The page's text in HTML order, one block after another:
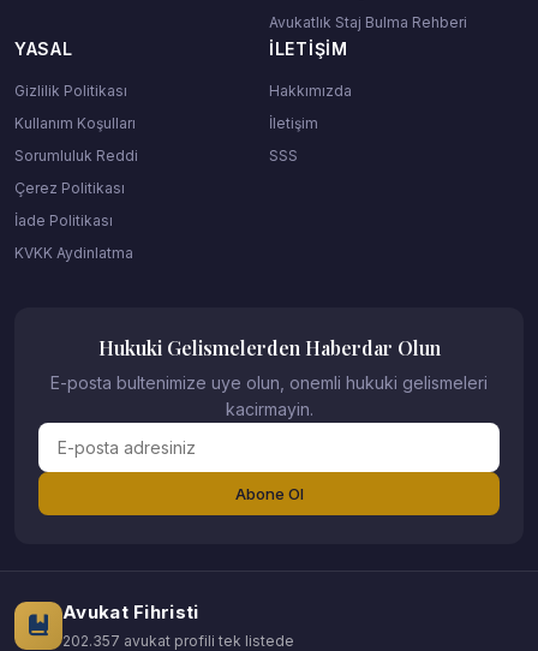
Avukatlık Staj Bulma Rehberi
YASAL
Gizlilik Politikası
Kullanım Koşulları
Sorumluluk Reddi
Çerez Politikası
İade Politikası
KVKK Aydinlatma
İLETIŞIM
Hakkımızda
İletişim
SSS
Hukuki Gelismelerden Haberdar Olun
E-posta bultenimize uye olun, onemli hukuki gelismeleri
kacirmayin.
Abone Ol
Avukat Fihristi
202.357 avukat profili tek listede